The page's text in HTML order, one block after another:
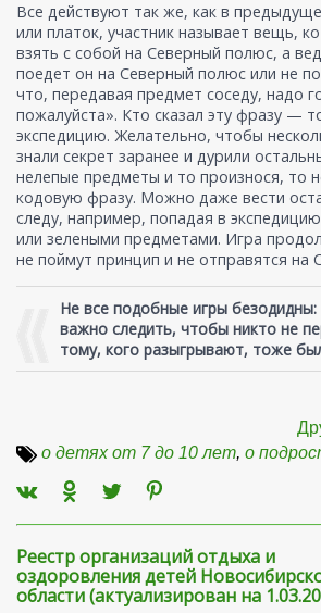
Все действуют так же, как в
или платок, участник называет вещь,
взять с собой на Северный полюс, а
поедет он на Северный полюс или не
что, передавая предмет соседу, надо
пожалуйста». Кто сказал эту фразу —
экспедицию. Желательно, чтобы
знали секрет заранее и дурили
нелепые предметы и то произнося, то
кодовую фразу. Можно даже вести
следу, например, попадая в
или зелеными предметами. Игра
не поймут принцип и не отправятся на
Не все подобные игры безодидны:
важно следить, чтобы никто не
тому, кого разыгрывают, тоже
о детях от 7 до 10 лет, о
Реестр организаций отдыха и
оздоровления детей
области (актуализирован на